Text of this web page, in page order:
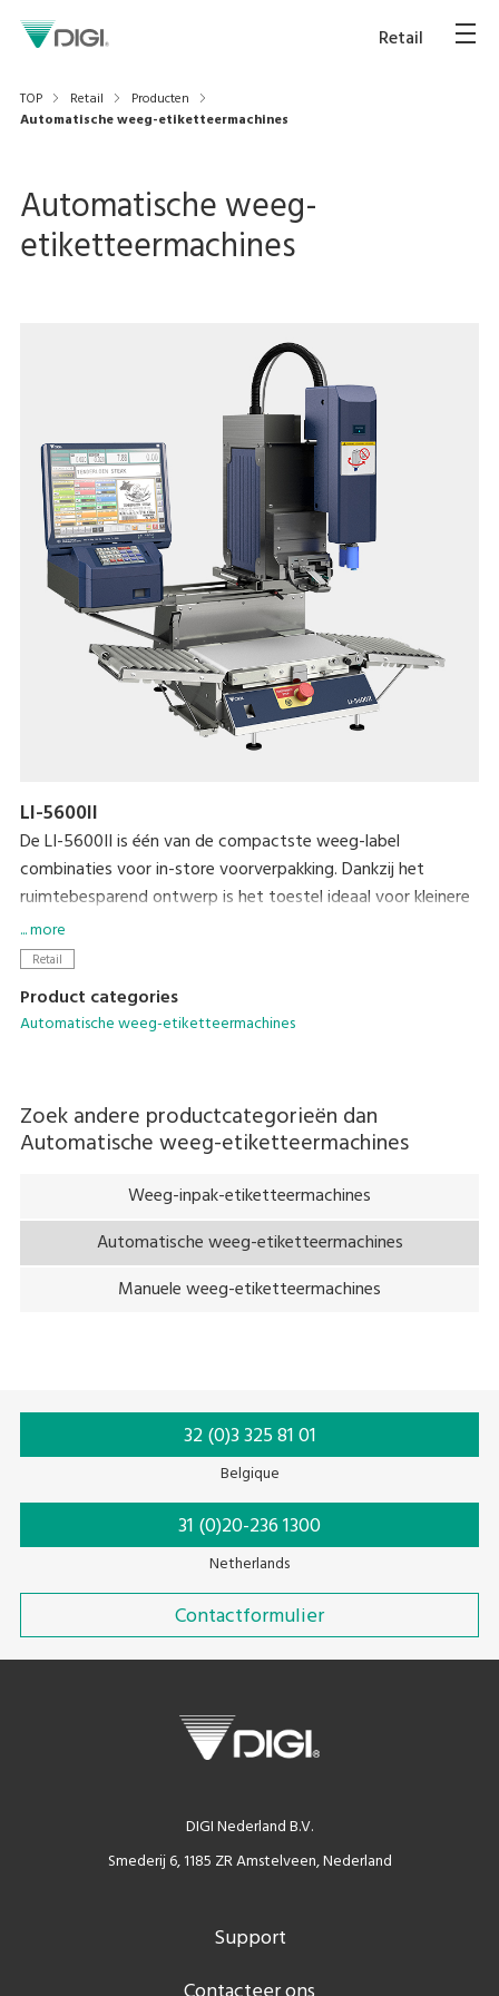
Retail
TOP Retail
Producten
Automatische weeg-etiketteermachines
Automatische weeg-
etiketteermachines
LI-5600II
De LI-5600II is één van de compactste weeg-label
combinaties voor in-store voorverpakking. Dankzij het
ruimtebesparend ontwerp is het toestel ideaal voor kleinere
ateliers. Dit biedt eenvoudige en unieke oplossingen voor
automatisch en semi-automatisch etiketteren. De LI-
gebruiken achter bestaande toestellen zoals bvb MAP-
toestellen of andere toepassingen van voorverpakking.
... more
Retail
Product categories
Automatische weeg-etiketteermachines
Zoek andere productcategorieën dan
Automatische weeg-etiketteermachines
Weeg-inpak-etiketteermachines
Automatische weeg-etiketteermachines
Manuele weeg-etiketteermachines
32 (0)3 325 81 01
Belgique
31 (0)20-236 1300
Netherlands
Contactformulier
DIGI Nederland B.V.
Smederij 6, 1185 ZR Amstelveen, Nederland
Support